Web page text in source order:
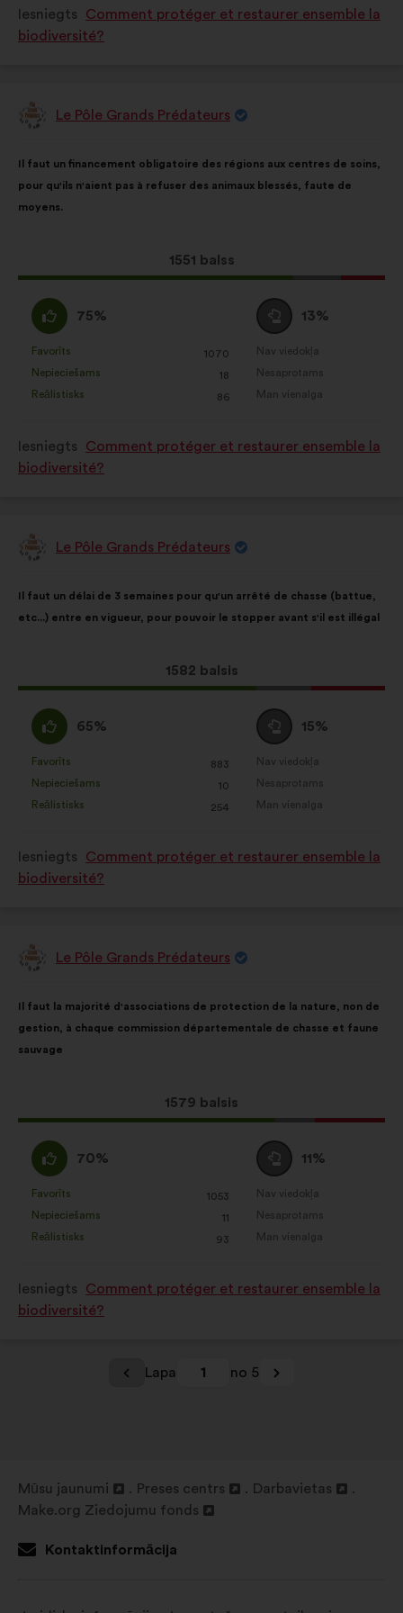
kā:
kā:
Iesniegts
Comment protéger et restaurer ensemble la
biodiversité?
PriekšlikumuLe Pôle Grands Prédateurs
saturs:
Il faut un financement obligatoire des régions aux centres de soins,
pour qu'ils n'aient pas à refuser des animaux blessés, faute de
moyens.
Šis
priekšlikums
1551 balss
ir
šāds:
Piekrītu
:
75%
kā:
Favorīts
: 1070
reize(-
s)
Nepieciešams
: 18
reize(-
s)
Reālistisks
: 86
reize(-
Neitrāls
balsojums
:
13%
kā:
Nav viedokļa
:reize(-
s)
Nesaprotams
:reize(-
s)
Man vienalga
:reize(-
Iesniegts
Comment protéger et restaurer ensemble la
biodiversité?
PriekšlikumuLe Pôle Grands Prédateurs
saturs:
Il faut un délai de 3 semaines pour qu'un arrêté de chasse (battue,
etc...) entre en vigueur, pour pouvoir le stopper avant s'il est illégal
Šis
priekšlikums
1582 balsis
ir
šāds:
Piekrītu
:
65%
kā:
Favorīts
: 883
reize(-
s)
Nepieciešams
: 10
reize(-
s)
Reālistisks
: 254
reize(-
Neitrāls
balsojums
:
15%
kā:
Nav viedokļa
:reize(-
s)
Nesaprotams
:reize(-
s)
Man vienalga
:reize(-
Iesniegts
Comment protéger et restaurer ensemble la
biodiversité?
PriekšlikumuLe Pôle Grands Prédateurs
saturs:
Il faut la majorité d'associations de protection de la nature, non de
gestion, à chaque commission départementale de chasse et faune
sauvage
Šis
priekšlikums
1579 balsis
ir
šāds:
Piekrītu
:
70%
kā:
Favorīts
: 1053
reize(-
s)
Nepieciešams
: 11
reize(-
s)
Reālistisks
: 93
reize(-
Neitrāls
balsojums
:
11%
kā:
Nav viedokļa
:reize(-
s)
Nesaprotams
:reize(-
s)
Man vienalga
:reize(-
Iesniegts
Comment protéger et restaurer ensemble la
biodiversité?
Lapa 1 no 5
Mūsu jaunumi
Atvērt
cilnē
Preses centrs
cilnē
Darbavietas
Make.org Ziedojumu fonds
jaunā
Kontaktinformācija